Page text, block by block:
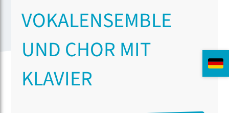
VOKALENSEMBLE
UND CHOR MIT
KLAVIER